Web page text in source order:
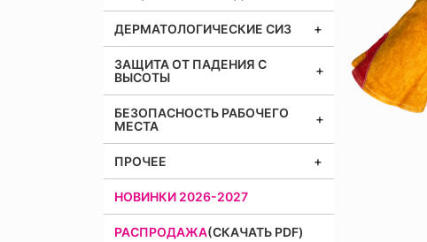
ДЕРМАТОЛОГИЧЕСКИЕ СИЗ
ЗАЩИТА ОТ ПАДЕНИЯ С
ВЫСОТЫ
БЕЗОПАСНОСТЬ РАБОЧЕГО
МЕСТА
ПРОЧЕЕ
НОВИНКИ 2026-2027
РАСПРОДАЖА(СКАЧАТЬ PDF)